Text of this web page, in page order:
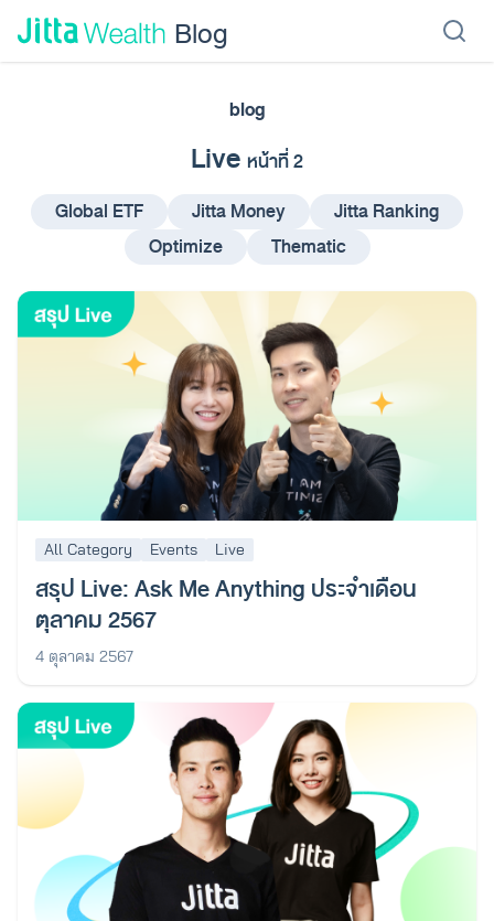
Skip to content - ข้ามไปที่เนื้อหา
Blog
ลงทุนอัตโนมัติ
blog
Live หน้าที่ 2
Global ETF
Jitta Money
Jitta Ranking
Optimize
Thematic
All Category Events Live
สรุป Live: Ask Me Anything ประจำเดือน
ตุลาคม 2567
4 ตุลาคม 2567